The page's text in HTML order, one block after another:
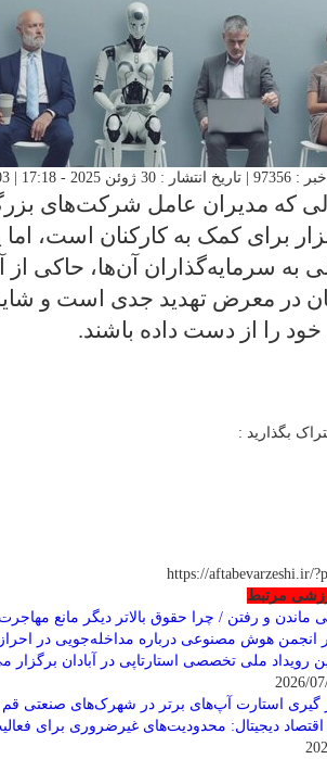
| 103 بازدید | تعداد دیدگاه :
که مدیران عامل شرکت‌های
برای کمک به کارکنان است،
به سرمایه‌گذاران آن‌ها، حاکی
در معرض تهدید جدی است و
را از دست داده باشند.
بگذارید :
https://aftabevarzeshi.ir/
مرتبط
ماندن و رفتن / چرا حقوق بالاتر دیگر مانع
انجمن هوش مصنوعی درباره مداخله‌جویی در
گیری استارت آپ‌های برتر در شهرک‌های صنعتی قم
اقتصاد دیجیتال: محدودیت‌های غیرضروری برای